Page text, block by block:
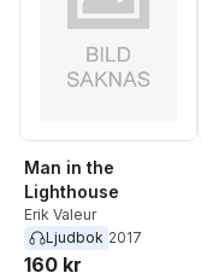
Man in the
Lighthouse
Erik Valeur
Ljudbok 2017
160 kr